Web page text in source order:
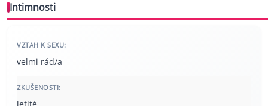
Intimnosti
VZTAH K SEXU:
velmi rád/a
ZKUŠENOSTI: